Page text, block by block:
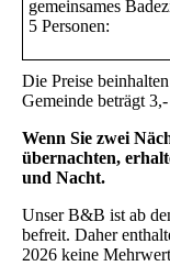
gemeinsames
5 Personen:
Die Preise
Gemeinde beträgt
Wenn Sie zwei
übernachten,
und Nacht.
Unser B&B ist ab
befreit. Daher
2026 keine